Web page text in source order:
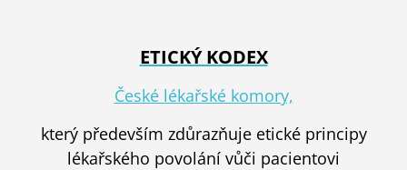
ETICKÝ KODEX
České lékařské komory,
který především zdůrazňuje etické principy
lékařského povolání vůči pacientovi